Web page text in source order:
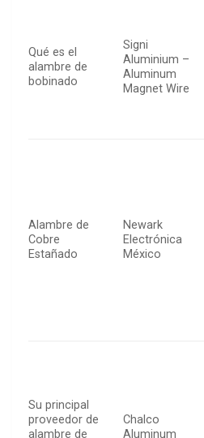
Qué es el
alambre de
bobinado
Signi
Aluminium –
Aluminum
Magnet Wire
Alambre de
Cobre
Estañado
Newark
Electrónica
México
Su principal
proveedor de
alambre de
Chalco
Aluminum